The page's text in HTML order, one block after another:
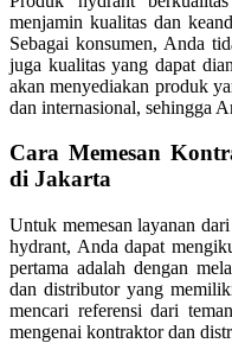
menjamin kualitas dan
Sebagai konsumen, Anda
juga kualitas yang dapat
akan menyediakan produk
dan internasional, sehingga
Cara Memesan
di Jakarta
Untuk memesan layanan
hydrant, Anda dapat
pertama adalah dengan
dan distributor yang
mencari referensi dari
mengenai kontraktor dan